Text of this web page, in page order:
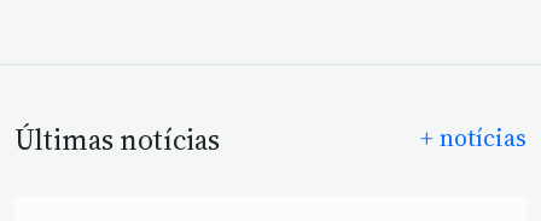
Últimas notícias + notícias